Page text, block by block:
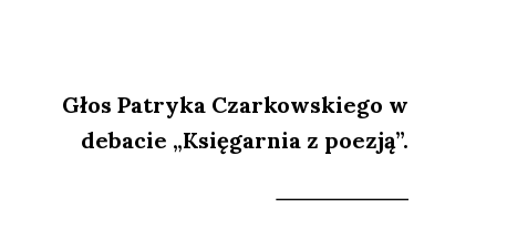
Głos Patryka Czarkowskiego w
debacie „Księgarnia z poezją”.